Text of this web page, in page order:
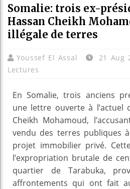
Somalie: trois ex-
Hassan Cheikh
illégale de terres
Youssef El Assal 21 Aug
Lectures
En Somalie, trois anciens
une lettre ouverte à l’actuel
Cheikh Mohamoud,
vendu des terres publiques
projet immobilier privé.
l’expropriation brutale de
quartier de Tarabuka,
affrontements qui ont fait